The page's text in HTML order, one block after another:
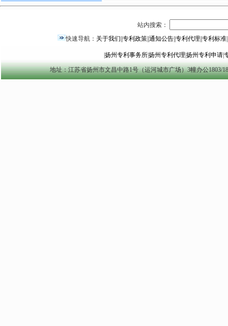
站内搜索：
快速导航： 关于我们 专利政策 通知公告 专利代理 专利标准
扬州专利事务所|扬州专利代理 扬州专利申请|
地址：江苏省扬州市文昌中路1号（运河城市广场）3幢办公1803/